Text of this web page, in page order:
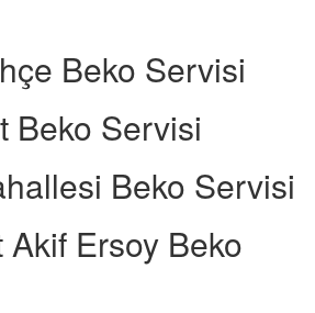
Beko Servisi
Beko Servisi
Beko Servisi
Akif Ersoy Beko